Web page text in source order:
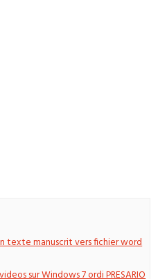
texte manuscrit vers fichier word
sur Windows 7 ordi PRESARIO